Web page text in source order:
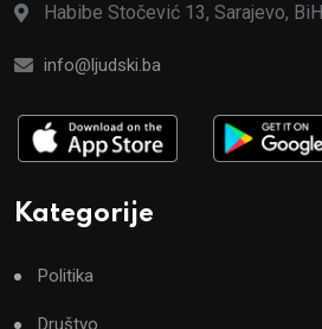
Habibe Stočević 13, Sarajevo, BiH
info@ljudski.ba
Kategorije
Politika
Društvo